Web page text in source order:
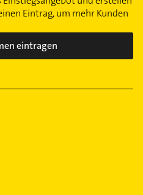
Eintrag, um mehr Kunden
eintragen